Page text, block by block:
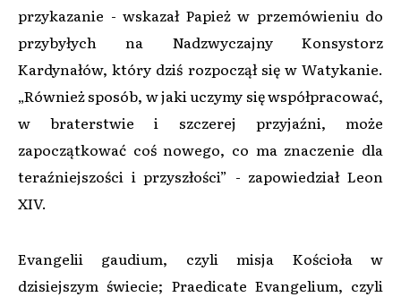
przykazanie - wskazał Papież w przemówieniu do
przybyłych na Nadzwyczajny Konsystorz
Kardynałów, który dziś rozpoczął się w Watykanie.
„Również sposób, w jaki uczymy się współpracować,
w braterstwie i szczerej przyjaźni, może
zapoczątkować coś nowego, co ma znaczenie dla
teraźniejszości i przyszłości” - zapowiedział Leon
XIV.
Evangelii gaudium, czyli misja Kościoła w
dzisiejszym świecie; Praedicate Evangelium, czyli